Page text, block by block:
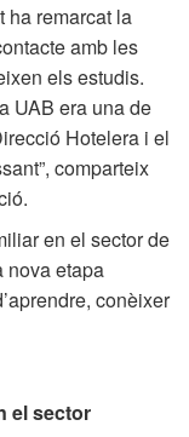
ha remarcat la
amb les
els estudis.
UAB era una de
Hotelera i el
comparteix
en el sector de
nova etapa
conèixer
el sector